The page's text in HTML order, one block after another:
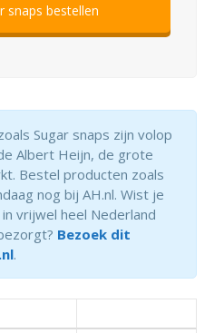
snaps bestellen
Sugar snaps zijn volop
Albert Heijn, de grote
Bestel producten zoals
nog bij AH.nl. Wist je
vrijwel heel Nederland
Bezoek dit
.